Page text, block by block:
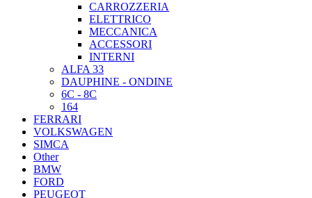
CARROZZERIA
ELETTRICO
MECCANICA
ACCESSORI
INTERNI
ALFA 33
DAUPHINE - ONDINE
6C - 8C
164
FERRARI
VOLKSWAGEN
SIMCA
Other
BMW
FORD
PEUGEOT